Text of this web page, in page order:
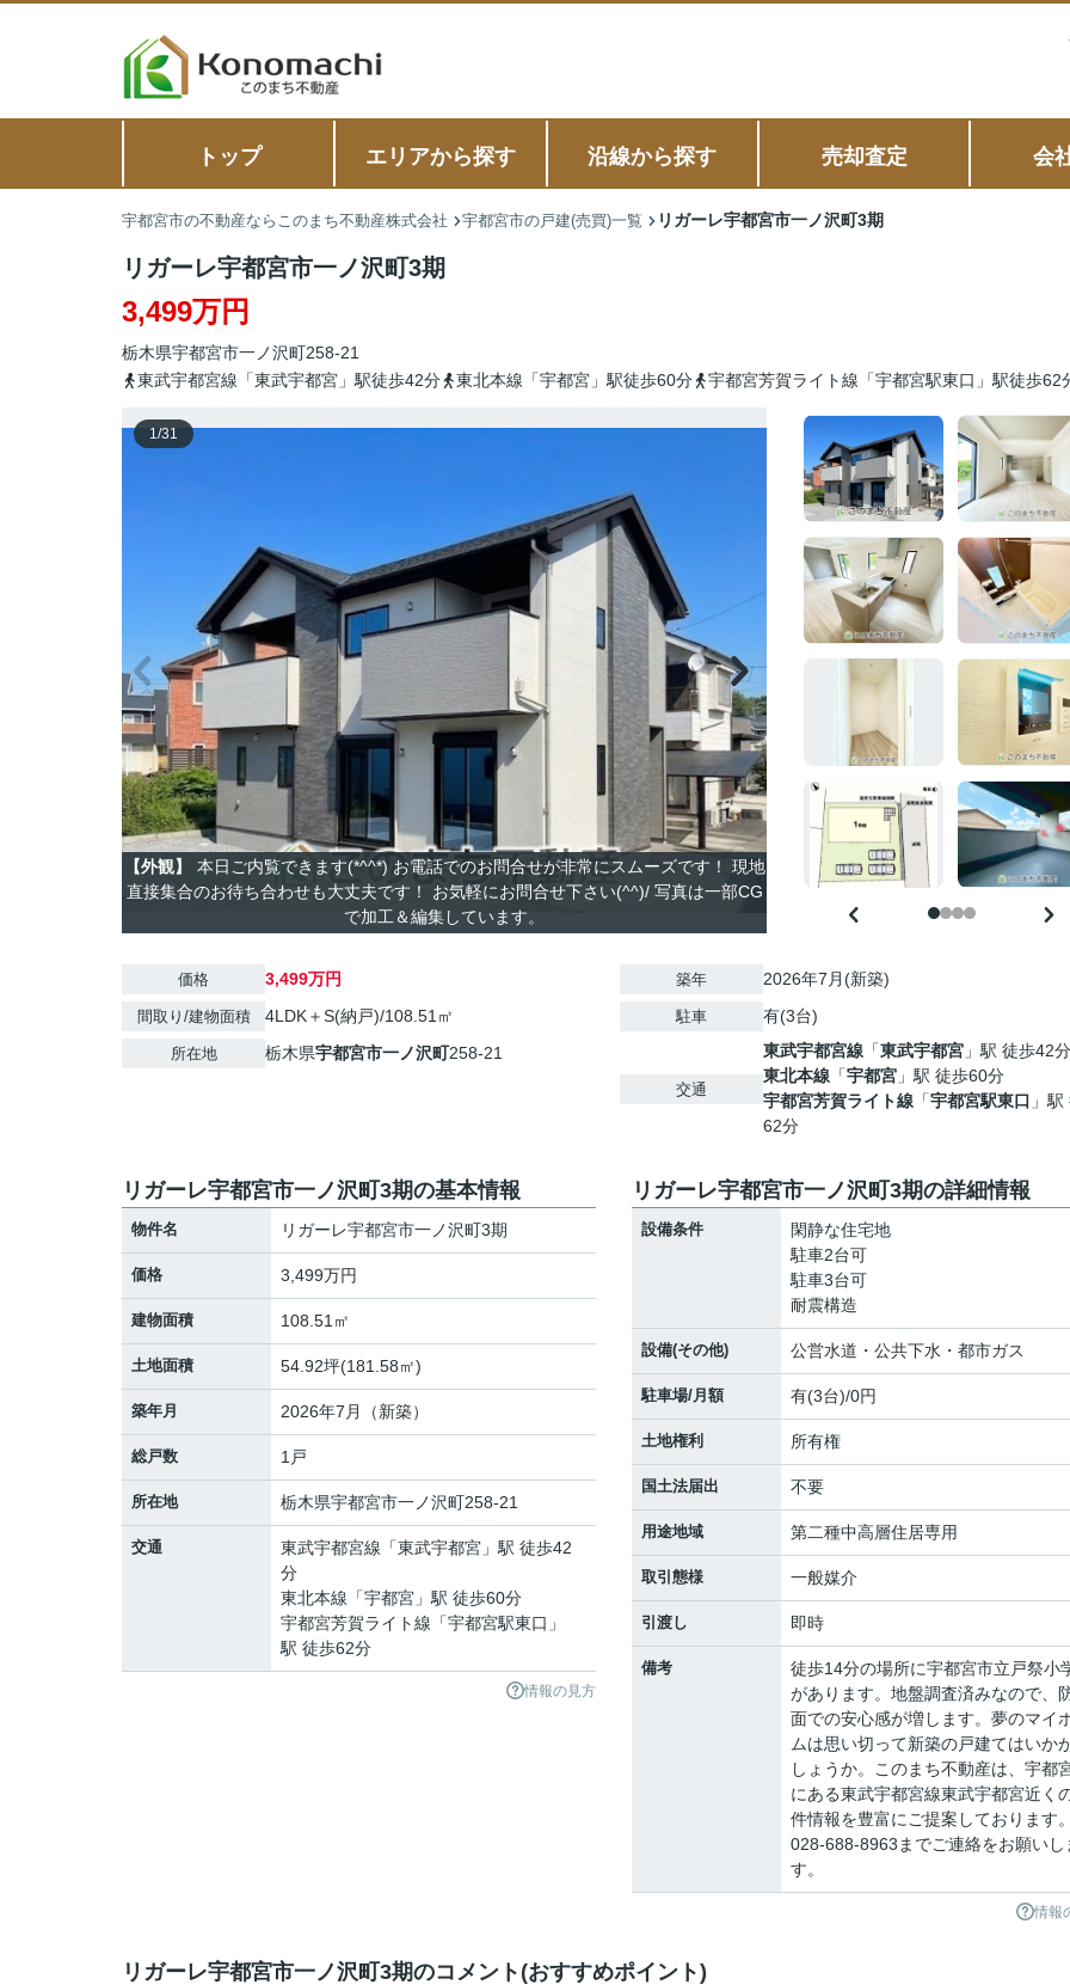
トップ エリアから探す 沿線から探す 売却査定 会
宇都宮市の不動産ならこのまち不動産株式会社 宇都宮市の戸建(売買)一覧 リガーレ宇都宮市一ノ沢町3期
リガーレ宇都宮市一ノ沢町3期
3,499万円
栃木県宇都宮市一ノ沢町258-21
東武宇都宮線「東武宇都宮」駅徒歩42分
東北本線「宇都宮」駅徒歩60分 宇都宮芳賀ライト線「宇都宮駅東口」駅徒歩62
1/31
【外観】
本日ご内覧できます(*^^*) お電話でのお問合せが非常にスムーズです！ 現地
直接集合のお待ち合わせも大丈夫です！ お気軽にお問合せ下さい(^^)/ 写真は一部CG
で加工＆編集しています。
価格 3,499万円
間取り/建物面積 4LDK＋S(納戸)/108.51㎡
所在地 栃木県宇都宮市一ノ沢町258-21
築年 2026年7月(新築)
駐車 有(3台)
交通
東武宇都宮線 「東武宇都宮 」駅 徒歩42分
東北本線 「宇都宮 」駅 徒歩60分
宇都宮芳賀ライト線 「宇都宮駅東口 」
62分
リガーレ宇都宮市一ノ沢町3期の基本情報
物件名 リガーレ宇都宮市一ノ沢町3期
価格 3,499万円
建物面積 108.51㎡
土地面積 54.92坪(181.58㎡)
築年月 2026年7月（新築）
総戸数 1戸
所在地 栃木県宇都宮市一ノ沢町258-21
交通 東武宇都宮線 「東武宇都宮 」駅 徒歩42
分
東北本線 「宇都宮 」駅 徒歩60分
宇都宮芳賀ライト線 「宇都宮駅東口 」
駅 徒歩62分
情報の見方
リガーレ宇都宮市一ノ沢町3期の詳細情報
設備条件
閑静な住宅地
駐車2台可
駐車3台可
耐震構造
設備(その他) 公営水道・公共下水・都市ガス
駐車場/月額 有(3台)/0円
土地権利 所有権
国土法届出 不要
用途地域 第二種中高層住居専用
取引態様 一般媒介
引渡し 即時
備考
徒歩14分の場所に宇都宮市立戸祭小
があります。地盤調査済みなので、
面での安心感が増します。夢のマイ
ムは思い切って新築の戸建てはいか
しょうか。このまち不動産は、宇都
にある東武宇都宮線東武宇都宮近く
件情報を豊富にご提案しております
028-688-8963までご連絡をお願いし
す。
情報
リガーレ宇都宮市一ノ沢町3期のコメント(おすすめポイント)